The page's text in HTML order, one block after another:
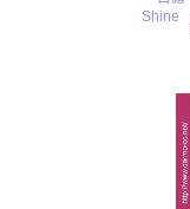
Shine